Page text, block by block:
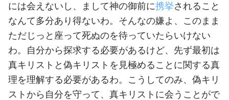
には会えないし、まして神の御前に携挙されること
なんて多分あり得ないわ。そんなの嫌よ、このまま
ただじっと座って死ぬのを待っていたらいけない
わ。自分から探求する必要があるけど、先ず最初は
真キリストと偽キリストを見極めることに関する真
理を理解する必要があるわ。こうしてのみ、偽キリ
ストから自分を守って、真キリストに会うことがで